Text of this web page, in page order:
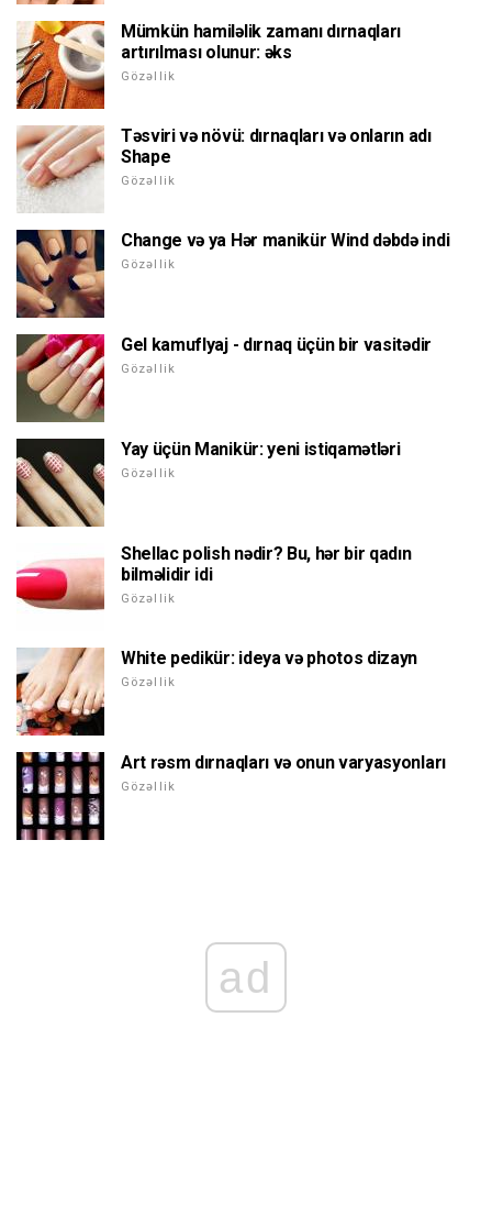
Mümkün hamiləlik zamanı dırnaqları
artırılması olunur: əks
Gözəllik
Təsviri və növü: dırnaqları və onların adı
Shape
Gözəllik
Change və ya Hər manikür Wind dəbdə indi
Gözəllik
Gel kamuflyaj - dırnaq üçün bir vasitədir
Gözəllik
Yay üçün Manikür: yeni istiqamətləri
Gözəllik
Shellac polish nədir? Bu, hər bir qadın
bilməlidir idi
Gözəllik
White pedikür: ideya və photos dizayn
Gözəllik
Art rəsm dırnaqları və onun varyasyonları
Gözəllik
ad